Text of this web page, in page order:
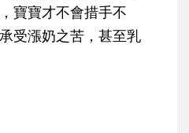
寶寶才不會措手不
受漲奶之苦，甚至乳